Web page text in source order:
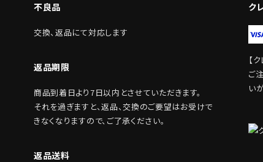
不良品
交換、返品にて対応します
返品期限
商品到着日より7日以内とさせていただきます。
それを過ぎますと、返品、交換のご要望はお受けで
きなくなりますので、ご了承ください。
返品送料
ク
【
ご
い